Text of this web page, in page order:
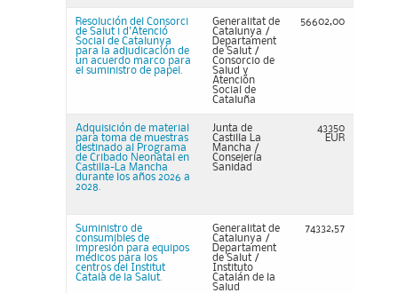
Resolución del Consorci
de Salut i d'Atenció
Social de Catalunya
para la adjudicación de
un acuerdo marco para
el suministro de papel.
Generalitat de
Catalunya /
Departament
de Salut /
Consorcio de
Salud y
Atención
Social de
Cataluña
56602,00
Adquisición de material
para toma de muestras
destinado al Programa
de Cribado Neonatal en
Castilla-La Mancha
durante los años 2026 a
2028.
Junta de
Castilla La
Mancha /
Consejería
Sanidad
43350
EUR
Suministro de
consumibles de
impresión para equipos
médicos para los
centros del Institut
Català de la Salut.
Generalitat de
Catalunya /
Departament
de Salut /
Instituto
Catalán de la
Salud
74332,57